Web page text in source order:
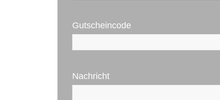
Gutscheincode
Nachricht